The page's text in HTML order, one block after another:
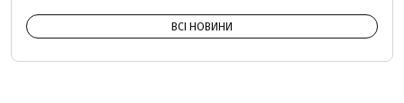
ВСІ НОВИНИ